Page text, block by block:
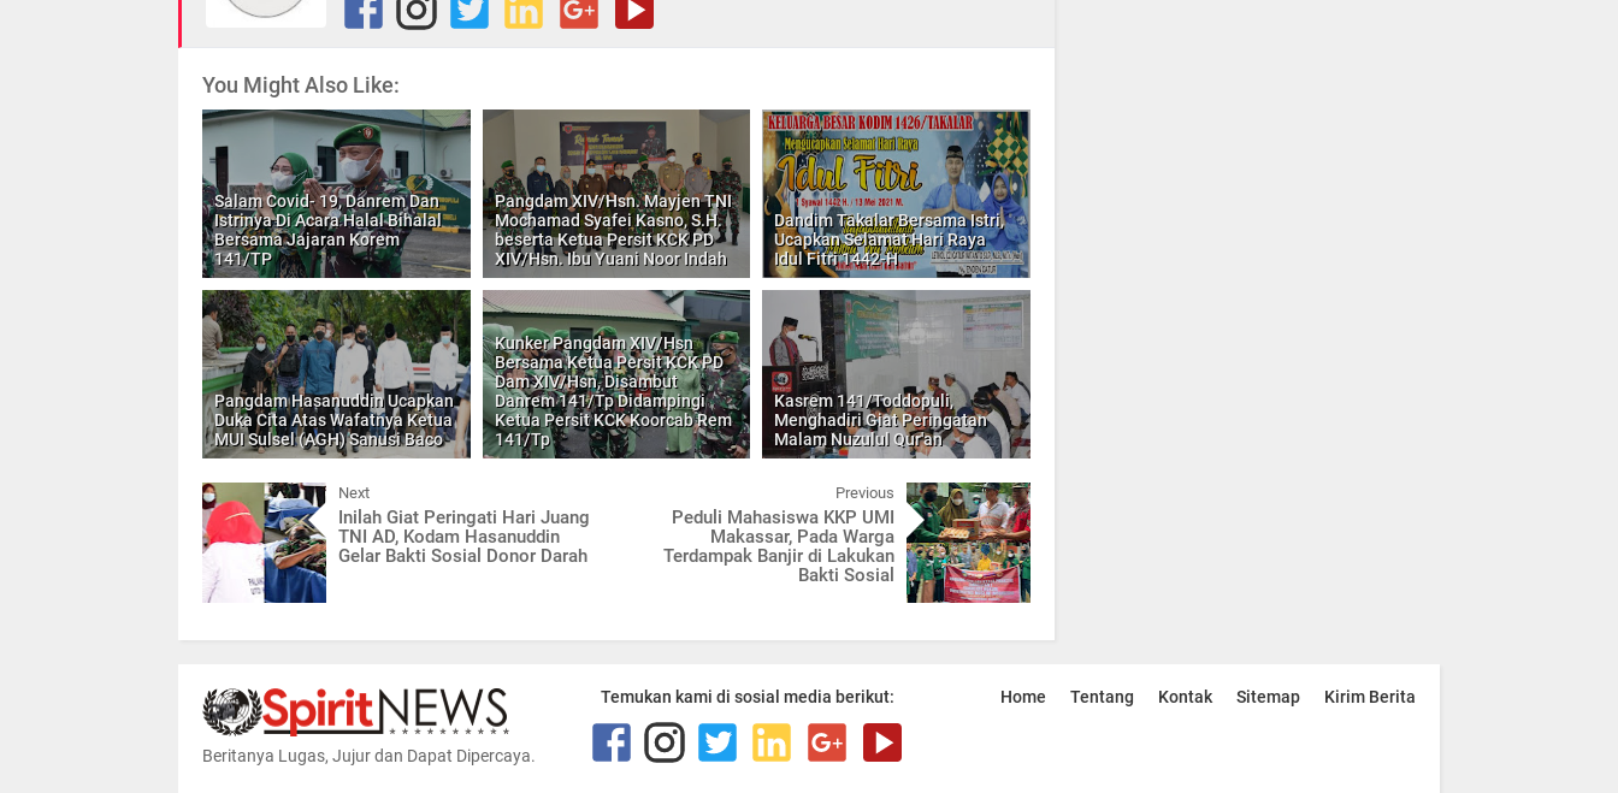
You Might Also Like:
Salam Covid- 19, Danrem Dan
Istrinya Di Acara Halal Bihalal
Bersama Jajaran Korem
141/TP
Pangdam XIV/Hsn. Mayjen TNI
Mochamad Syafei Kasno, S.H.
beserta Ketua Persit KCK PD
XIV/Hsn. Ibu Yuani Noor Indah
Dandim Takalar Bersama Istri,
Ucapkan Selamat Hari Raya
Idul Fitri 1442-H
Pangdam Hasanuddin Ucapkan
Duka Cita Atas Wafatnya Ketua
MUI Sulsel (AGH) Sanusi Baco
Kunker Pangdam XIV/Hsn
Bersama Ketua Persit KCK PD
Dam XIV/Hsn, Disambut
Danrem 141/Tp Didampingi
Ketua Persit KCK Koorcab Rem
141/Tp
Kasrem 141/Toddopuli,
Menghadiri Giat Peringatan
Malam Nuzulul Qur'an
Next
Inilah Giat Peringati Hari Juang
TNI AD, Kodam Hasanuddin
Gelar Bakti Sosial Donor Darah
Previous
Peduli Mahasiswa KKP UMI
Makassar, Pada Warga
Terdampak Banjir di Lakukan
Bakti Sosial
Beritanya Lugas, Jujur dan Dapat Dipercaya.
Temukan kami di sosial media berikut: Home Tentang Kontak Sitemap Kirim Berita